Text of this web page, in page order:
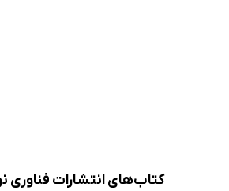
کتاب‌های انتشارات فناوری